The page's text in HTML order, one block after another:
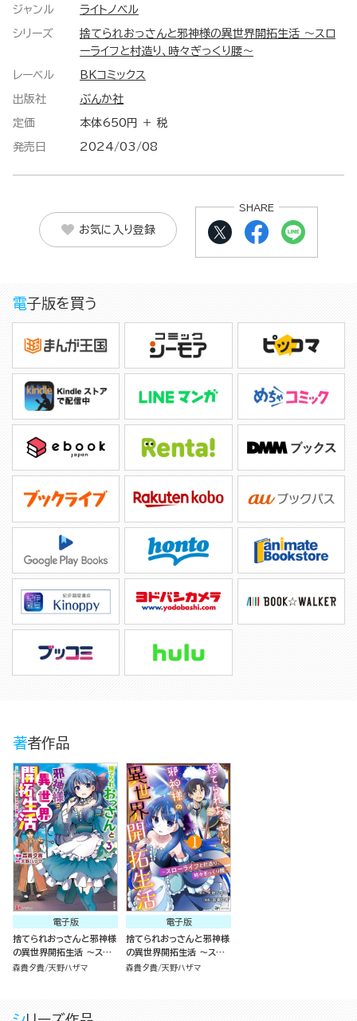
ジャンル ライトノベル
シリーズ
捨てられおっさんと邪神様の異世界開拓生活 ～スロ
ーライフと村造り、時々ぎっくり腰～
レーベル BKコミックス
出版社 ぶんか社
定価 本体650円 ＋ 税
発売日 2024/03/08
お気に入り登録
SHARE
電子版を買う
著者作品
電子版
捨てられおっさんと邪神様
の異世界開拓生活 ～スロ
ーライフと村造り、時々ぎ
森貴夕貴 天野ハザマ
電子版
捨てられおっさんと邪神様
の異世界開拓生活 ～スロ
ーライフと村造り、時々ぎ
森貴夕貴 天野ハザマ